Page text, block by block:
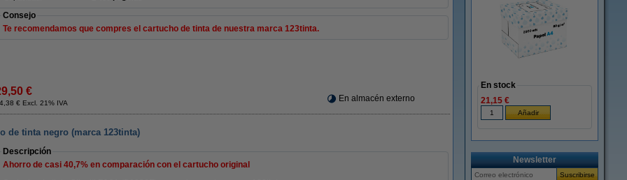
Consejo
Te recomendamos que compres el cartucho de tinta de nuestra marca 123tinta.
€
€ Excl. 21% IVA En almacén externo
de tinta negro (marca 123tinta)
Descripción
Ahorro de casi 40,7% en comparación con el cartucho original
En stock
21,15 €
Newsletter